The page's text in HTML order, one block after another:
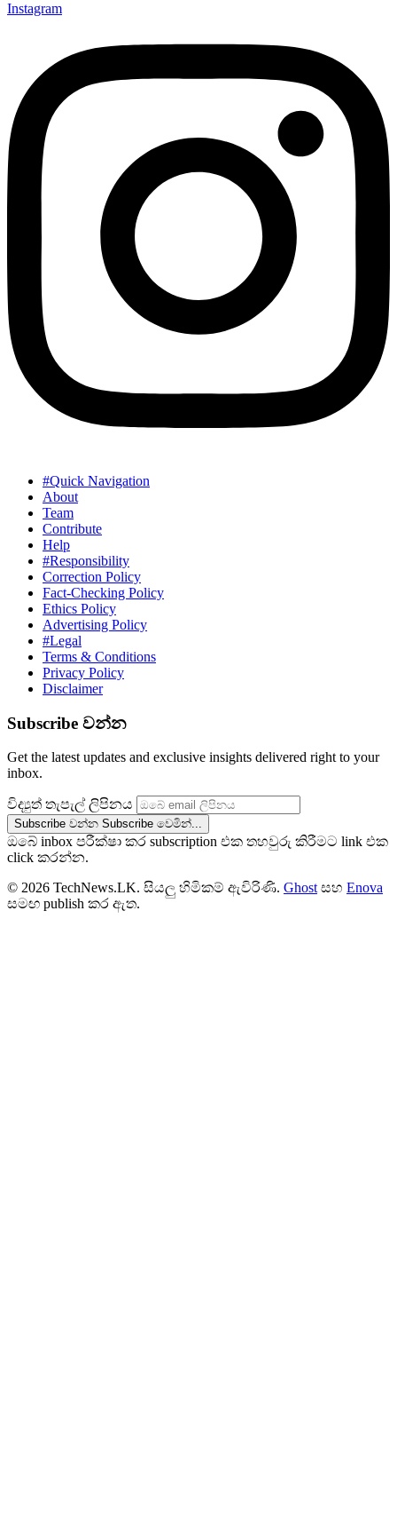
Instagram
#Quick Navigation
About
Team
Contribute
Help
#Responsibility
Correction Policy
Fact-Checking Policy
Ethics Policy
Advertising Policy
#Legal
Terms & Conditions
Privacy Policy
Disclaimer
Subscribe වන්න
Get the latest updates and exclusive insights delivered right to your
inbox.
විද්‍යුත් තැපැල් ලිපිනය
Subscribe වන්න Subscribe වෙමින්...
ඔබේ inbox පරීක්ෂා කර subscription එක තහවුරු කිරීමට link එක
click කරන්න.
© 2026 TechNews.LK. සියලු හිමිකම් ඇවිරිණි. Ghost සහ Enova
සමඟ publish කර ඇත.